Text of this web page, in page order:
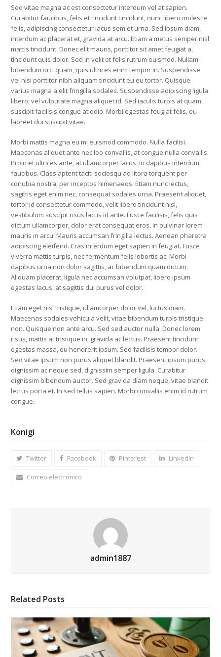
Sed vitae magna ac est consectetur interdum vel at sapien.
Curabitur faucibus, felis et tincidunt tincidunt, nunc libero molestie
felis, adipiscing consectetur lacus sem et urna. Sed ipsum diam,
interdum ac placerat et, gravida at arcu. Etiam a metus semper nisl
mattis tincidunt. Donec elit mauris, porttitor sit amet feugiat a,
tincidunt quis dolor. Sed in velit et felis rutrum euismod. Nullam
bibendum orci quam, quis ultrices enim tempor in. Suspendisse
vel nisi porttitor nibh aliquam tincidunt eu eu tortor. Quisque
varius magna a elit fringilla sodales. Suspendisse adipiscing ligula
libero, vel vulputate magna aliquet id. Sed iaculis turpis at quam
suscipit facilisis congue at odio. Morbi egestas feugiat felis, eu
laoreet dui suscipit vitae.
Morbi mattis magna eu mi euismod commodo. Nulla facilisi.
Maecenas aliquet ante nec leo convallis, at congue nulla convallis.
Proin et ultrices ante, at ullamcorper lacus. In dapibus interdum
faucibus. Class aptent taciti sociosqu ad litora torquent per
conubia nostra, per inceptos himenaeos. Etiam nunc lectus,
sagittis eget enim nec, consequat sodales urna. Praesent aliquet,
tortor id consectetur commodo, velit libero tincidunt nisl,
vestibulum suscipit risus lacus id ante. Fusce facilisis, felis quis
dictum ullamcorper, dolor erat consequat eros, in pulvinar lorem
mauris in arcu. Mauris accumsan fringilla lectus. Aenean pharetra
adipiscing eleifend. Cras interdum eget sapien in feugiat. Fusce
viverra mattis turpis, nec fermentum felis lobortis ac. Morbi
dapibus urna non dolor sagittis, ac bibendum quam dictum.
Aliquam placerat, ligula nec accumsan volutpat, libero ipsum
egestas lacus, at sagittis dui purus vel dolor.
Etiam eget nisl tristique, ullamcorper dolor vel, luctus diam.
Maecenas sodales vehicula velit, vitae bibendum turpis tristique
non. Quisque non ante arcu. Sed sed auctor nulla. Donec lorem
risus, mattis at tristique in, gravida ac lectus. Praesent tincidunt
egestas massa, eu hendrerit ipsum. Sed facilisis tempor dolor.
Sed vitae ipsum non purus aliquet blandit. Praesent ipsum purus,
dignissim ac neque sed, dignissim semper ligula. Curabitur
dignissim bibendum auctor. Sed gravida diam neque, vitae blandit
lectus porta et. In sed tellus sapien. Morbi convallis enim id rutrum
congue.
Konigi
Twitter Facebook Pinterest LinkedIn
Correo electrónico
admin1887
Related Posts